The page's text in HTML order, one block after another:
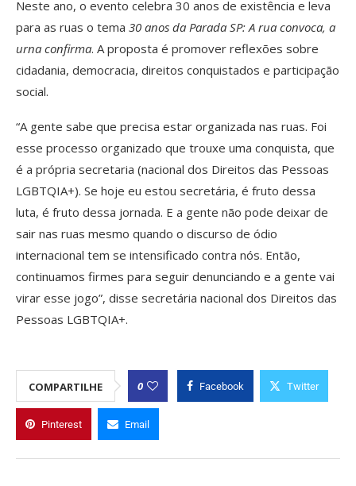
Neste ano, o evento celebra 30 anos de existência e leva
para as ruas o tema 30 anos da Parada SP: A rua convoca, a
urna confirma. A proposta é promover reflexões sobre
cidadania, democracia, direitos conquistados e participação
social.
“A gente sabe que precisa estar organizada nas ruas. Foi
esse processo organizado que trouxe uma conquista, que
é a própria secretaria (nacional dos Direitos das Pessoas
LGBTQIA+). Se hoje eu estou secretária, é fruto dessa
luta, é fruto dessa jornada. E a gente não pode deixar de
sair nas ruas mesmo quando o discurso de ódio
internacional tem se intensificado contra nós. Então,
continuamos firmes para seguir denunciando e a gente vai
virar esse jogo”, disse secretária nacional dos Direitos das
Pessoas LGBTQIA+.
COMPARTILHE 0 Facebook Twitter
Pinterest Email